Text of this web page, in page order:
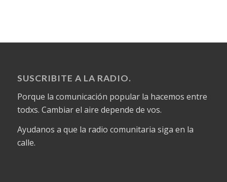
SUSCRIBITE A LA RADIO.
Porque la comunicación popular la hacemos entre
todxs. Cambiar el aire depende de vos.
Ayudanos a que la radio comunitaria siga en la
calle.